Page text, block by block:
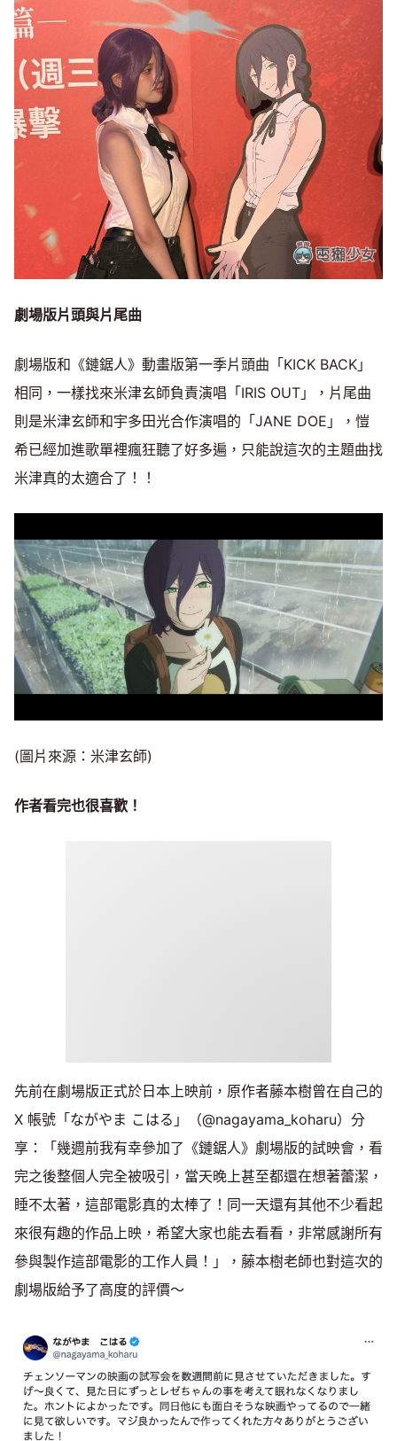
劇場版片頭與片尾曲
劇場版和《鏈鋸人》動畫版第一季片頭曲「KICK BACK」
相同，一樣找來米津玄師負責演唱「IRIS OUT」，片尾曲
則是米津玄師和宇多田光合作演唱的「JANE DOE」，愷
希已經加進歌單裡瘋狂聽了好多遍，只能說這次的主題曲找
米津真的太適合了！！
(圖片來源：米津玄師)
作者看完也很喜歡！
先前在劇場版正式於日本上映前，原作者藤本樹曾在自己的
X 帳號「ながやま こはる」（@nagayama_koharu）分
享：「幾週前我有幸參加了《鏈鋸人》劇場版的試映會，看
完之後整個人完全被吸引，當天晚上甚至都還在想著蕾潔，
睡不太著，這部電影真的太棒了！同一天還有其他不少看起
來很有趣的作品上映，希望大家也能去看看，非常感謝所有
參與製作這部電影的工作人員！」，藤本樹老師也對這次的
劇場版給予了高度的評價～